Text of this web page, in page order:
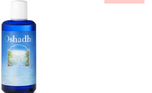
Rosa damascena Použitá část: květy